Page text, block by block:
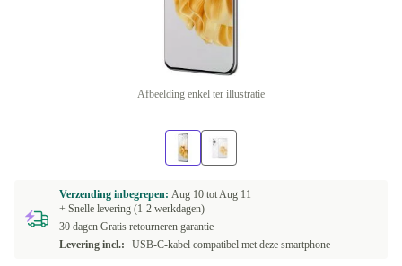
Afbeelding enkel ter illustratie
Verzending inbegrepen: Aug 10 totAug 11
+ Snelle levering (1-2 werkdagen)
30 dagen Gratis retourneren garantie
Levering incl.:
USB-C-kabel compatibel met deze smartphone